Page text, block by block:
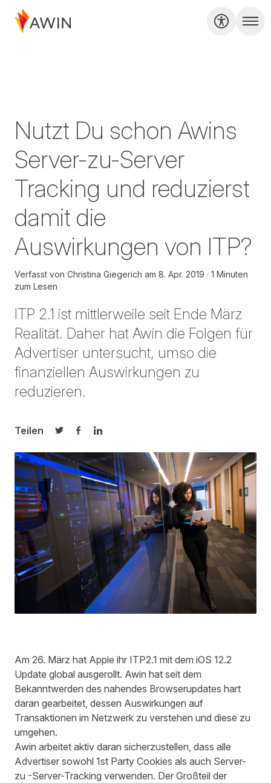
Nutzt Du schon Awins
Server-zu-Server
Tracking und reduzierst
damit die
Auswirkungen von ITP?
Verfasst von Christina Giegerich am 8. Apr. 2019
1 Minuten
zum Lesen
ITP 2.1 ist mittlerweile seit Ende März
Realität. Daher hat Awin die Folgen für
Advertiser untersucht, umso die
finanziellen Auswirkungen zu
reduzieren.
Teilen
Auf Twitter teilen
Auf Facebook teilen
Auf LinkedIn teilen
Am 26. März hat Apple ihr ITP2.1 mit dem iOS 12.2
Update global ausgerollt. Awin hat seit dem
Bekanntwerden des nahendes Browserupdates hart
daran gearbeitet, dessen Auswirkungen auf
Transaktionen im Netzwerk zu verstehen und diese zu
umgehen.
Awin arbeitet aktiv daran sicherzustellen, dass alle
Advertiser sowohl 1st Party Cookies als auch Server-
zu -Server-Tracking verwenden. Der Großteil der